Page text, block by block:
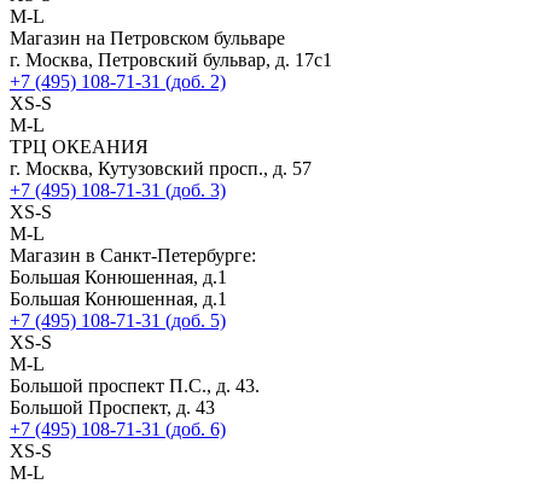
M-L
Магазин на Петровском бульваре
г. Москва, Петровский бульвар, д. 17с1
+7 (495) 108-71-31 (доб. 2)
XS-S
M-L
ТРЦ ОКЕАНИЯ
г. Москва, Кутузовский просп., д. 57
+7 (495) 108-71-31 (доб. 3)
XS-S
M-L
Магазин в Санкт-Петербурге:
Большая Конюшенная, д.1
Большая Конюшенная, д.1
+7 (495) 108-71-31 (доб. 5)
XS-S
M-L
Большой проспект П.С., д. 43.
Большой Проспект, д. 43
+7 (495) 108-71-31 (доб. 6)
XS-S
M-L